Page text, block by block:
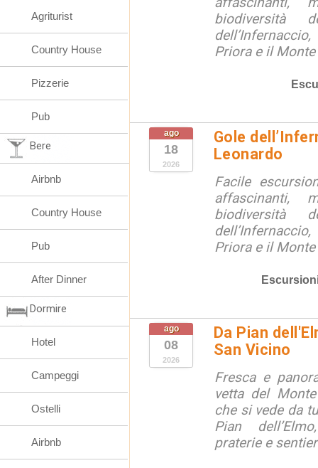
biodiversità
Priora e il
ago
18
2026
Gole
Leonardo
Facile
affascinanti,
biodiversità
Priora e il
ago
08
2026
Da Pian
San Vicino
Fresca e
vetta del
che si vede da
Pian
praterie e
Agriturist
Country House
Pizzerie
Pub
Bere
Airbnb
Country House
Pub
After Dinner
Dormire
Hotel
Campeggi
Ostelli
Airbnb